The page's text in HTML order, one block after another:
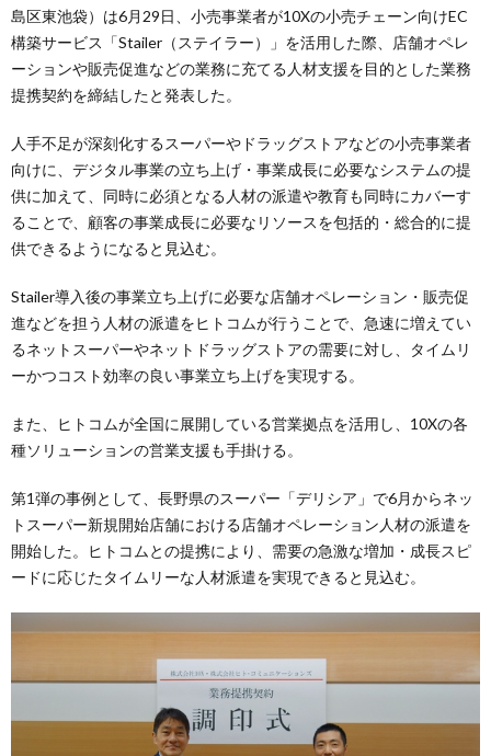
島区東池袋）は6月29日、小売事業者が10Xの小売チェーン向けEC
構築サービス「Stailer（ステイラー）」を活用した際、店舗オペレ
ーションや販売促進などの業務に充てる人材支援を目的とした業務
提携契約を締結したと発表した。
人手不足が深刻化するスーパーやドラッグストアなどの小売事業者
向けに、デジタル事業の立ち上げ・事業成長に必要なシステムの提
供に加えて、同時に必須となる人材の派遣や教育も同時にカバーす
ることで、顧客の事業成長に必要なリソースを包括的・総合的に提
供できるようになると見込む。
Stailer導入後の事業立ち上げに必要な店舗オペレーション・販売促
進などを担う人材の派遣をヒトコムが行うことで、急速に増えてい
るネットスーパーやネットドラッグストアの需要に対し、タイムリ
ーかつコスト効率の良い事業立ち上げを実現する。
また、ヒトコムが全国に展開している営業拠点を活用し、10Xの各
種ソリューションの営業支援も手掛ける。
第1弾の事例として、長野県のスーパー「デリシア」で6月からネッ
トスーパー新規開始店舗における店舗オペレーション人材の派遣を
開始した。ヒトコムとの提携により、需要の急激な増加・成長スピ
ードに応じたタイムリーな人材派遣を実現できると見込む。